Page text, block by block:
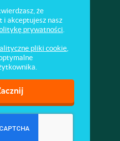
że
i akceptujesz nasz
prywatności
pliki cookie